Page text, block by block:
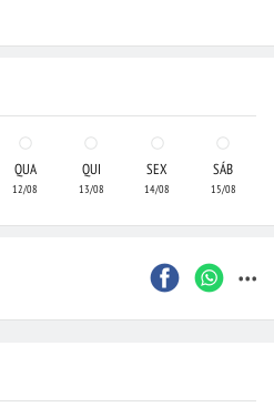
QUA
12/08
QUI
13/08
SEX
14/08
SÁB
15/08
...